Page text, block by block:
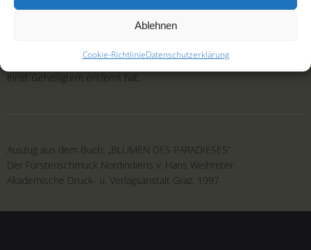
Ablehnen
Cookie-RichtlinieDatenschutzerklärung
Heute ist das anders. Zeugnis dafür ist die große Menge von
geschnitten werden. Wie weit man sich doch auch in Indien von
einst Geheiligtem entfernt hat.
Auszug aus dem Buch: „BLUMEN DES PARADIESES“
Der Fürstenschmuck Nordindiens v. Hans Weihreter
Akademische Druck- u. Verlagsanstalt Graz, 1997